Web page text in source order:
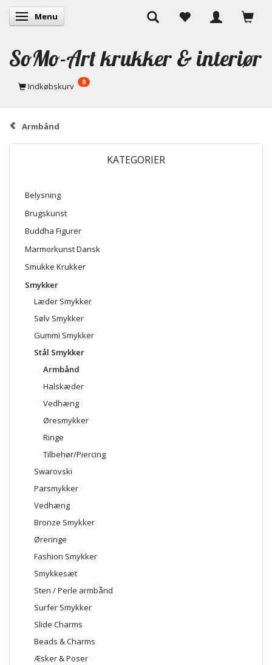
Skifte navigation
Menu
SoMo-Art krukker & interiør
Indkøbskurv 0
Armbånd
KATEGORIER
Belysning
Brugskunst
Buddha Figurer
Marmorkunst Dansk
Smukke Krukker
Smykker
Læder Smykker
Sølv Smykker
Gummi Smykker
Stål Smykker
Armbånd
Halskæder
Vedhæng
Øresmykker
Ringe
Tilbehør/Piercing
Swarovski
Parsmykker
Vedhæng
Bronze Smykker
Øreringe
Fashion Smykker
Smykkesæt
Sten / Perle armbånd
Surfer Smykker
Slide Charms
Beads & Charms
Æsker & Poser